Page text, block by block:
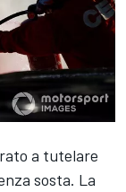
a tutelare
sosta. La